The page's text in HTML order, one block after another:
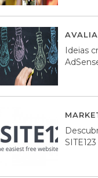
Ideias
SITE123